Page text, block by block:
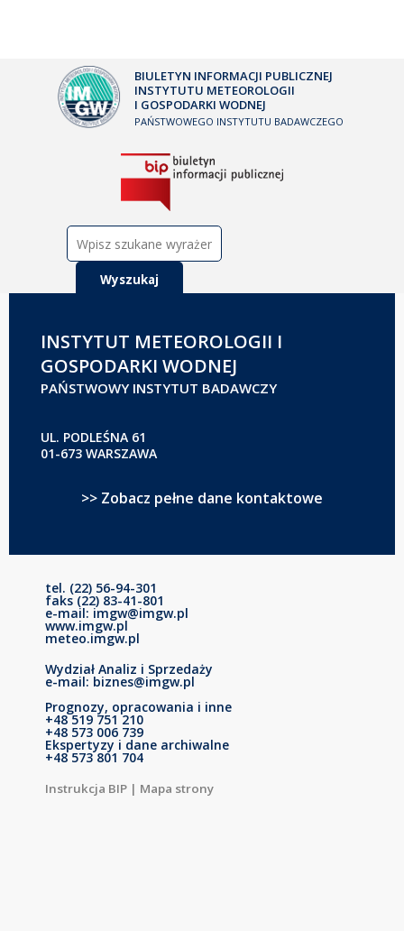
BIULETYN INFORMACJI PUBLICZNEJ
INSTYTUTU METEOROLOGII
I GOSPODARKI WODNEJ
PAŃSTWOWEGO INSTYTUTU BADAWCZEGO
INSTYTUT METEOROLOGII I
GOSPODARKI WODNEJ
PAŃSTWOWY INSTYTUT BADAWCZY
UL. PODLEŚNA 61
01-673 WARSZAWA
>> Zobacz pełne dane kontaktowe
tel. (22) 56-94-301
faks (22) 83-41-801
e-mail: imgw@imgw.pl
www.imgw.pl
meteo.imgw.pl
Wydział Analiz i Sprzedaży
e-mail: biznes@imgw.pl
Prognozy, opracowania i inne
+48 519 751 210
+48 573 006 739
Ekspertyzy i dane archiwalne
+48 573 801 704
Instrukcja BIP | Mapa strony